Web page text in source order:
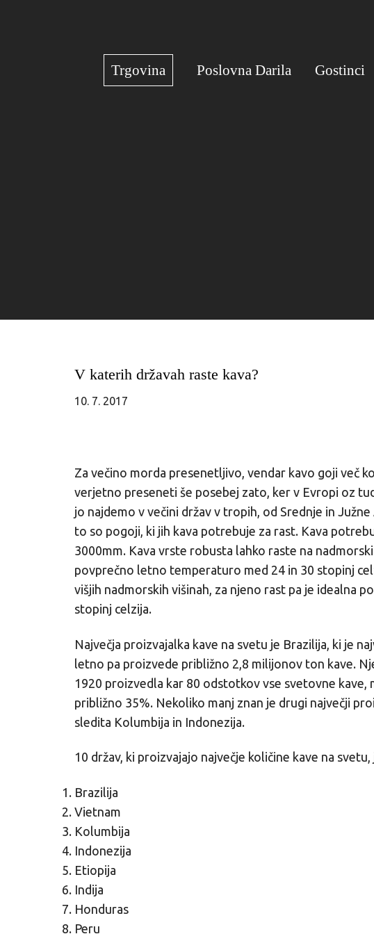
Trgovina Poslovna Darila Gostinci
V katerih državah raste kava?
10. 7. 2017
Za večino morda presenetljivo, vendar kavo goji več
verjetno preseneti še posebej zato, ker v Evropi oz
jo najdemo v večini držav v tropih, od Srednje in
to so pogoji, ki jih kava potrebuje za rast. Kava
3000mm. Kava vrste robusta lahko raste na
povprečno letno temperaturo med 24 in 30 stopinj
višjih nadmorskih višinah, za njeno rast pa je idealna
stopinj celzija.
Največja proizvajalka kave na svetu je Brazilija, ki je
letno pa proizvede približno 2,8 milijonov ton kave.
1920 proizvedla kar 80 odstotkov vse svetovne kave,
približno 35%. Nekoliko manj znan je drugi največji
sledita Kolumbija in Indonezija.
10 držav, ki proizvajajo največje količine kave na
Brazilija
Vietnam
Kolumbija
Indonezija
Etiopija
Indija
Honduras
Peru